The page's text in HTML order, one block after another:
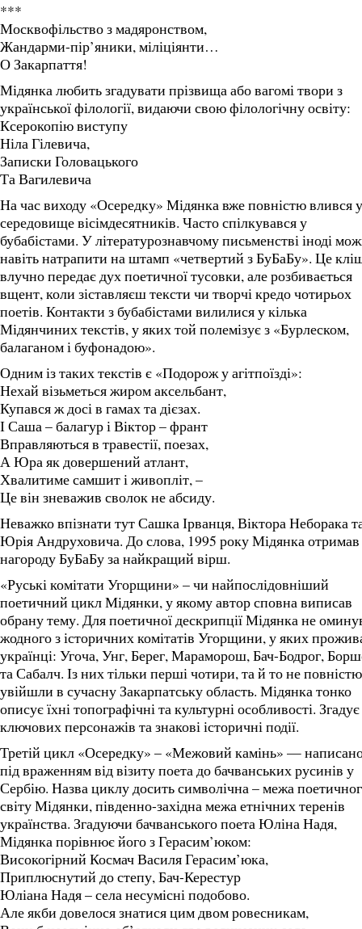
***
Москвофільство з мадяронством,
Жандарми-пір’яники, міліціянти…
О Закарпаття!
Мідянка любить згадувати прізвища або вагомі твори з
української філології, видаючи свою філологічну освіту:
Ксерокопію виступу
Ніла Гілевича,
Записки Головацького
Та Вагилевича
На час виходу «Осередку» Мідянка вже повністю влився у
середовище вісімдесятників. Часто спілкувався у
бубабістами. У літературознавчому письменстві іноді
навіть натрапити на штамп «четвертий з БуБаБу». Це
влучно передає дух поетичної тусовки, але розбивається
вщент, коли зіставляєш тексти чи творчі кредо чотирьох
поетів. Контакти з бубабістами вилилися у кілька
Мідянчиних текстів, у яких той полемізує з «Бурлеском,
балаганом і буфонадою».
Одним із таких текстів є «Подорож у агітпоїзді»:
Нехай візьметься жиром аксельбант,
Купався ж досі в гамах та дієзах.
І Саша – балагур і Віктор – франт
Вправляються в травестії, поезах,
А Юра як довершений атлант,
Хвалитиме самшит і живопліт, –
Це він зневажив сволок не абсиду.
Неважко впізнати тут Сашка Ірванця, Віктора Неборака
Юрія Андруховича. До слова, 1995 року Мідянка отримав
нагороду БуБаБу за найкращий вірш.
«Руські комітати Угорщини» – чи найпослідовніший
поетичний цикл Мідянки, у якому автор сповна виписав
обрану тему. Для поетичної дескрипції Мідянка не
жодного з історичних комітатів Угорщини, у яких
українці: Угоча, Унг, Берег, Мараморош, Бач-Бодрог,
та Сабалч. Із них тільки перші чотири, та й то не
увійшли в сучасну Закарпатську область. Мідянка тонко
описує їхні топографічні та культурні особливості. Згадує
ключових персонажів та знакові історичні події.
Третій цикл «Осередку» – «Межовий камінь» —
під враженням від візиту поета до бачванських русинів у
Сербію. Назва циклу досить символічна – межа
світу Мідянки, південно-західна межа етнічних теренів
українства. Згадуючи бачванського поета Юліна Надя,
Мідянка порівнює його з Герасим’юком:
Високогірний Космач Василя Герасим’юка,
Приплюснутий до степу, Бач-Керестур
Юліана Надя – села несумісні подобово.
Але якби довелося знатися цим двом ровесникам,